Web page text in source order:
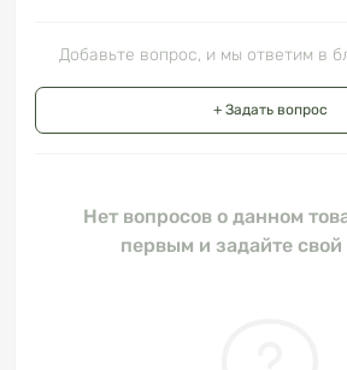
Добавьте вопрос, и мы ответим в
+ Задать вопрос
Нет вопросов о данном
первым и задайте свой